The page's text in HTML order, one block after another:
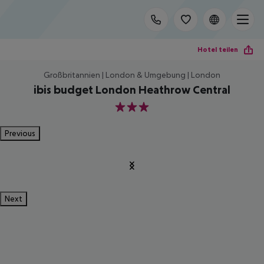
Hotel teilen
Großbritannien | London & Umgebung | London
ibis budget London Heathrow Central
3
Previous
Next